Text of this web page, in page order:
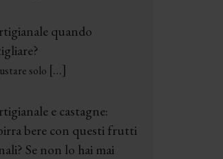
quando
solo […]
e castagne:
bere con questi frutti
Se non lo hai mai